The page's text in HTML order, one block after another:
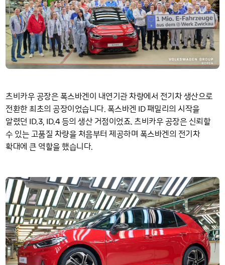
츠비카우 공장은 폭스바겐이 내연기관 차량에서 전기차 생산으로
전환한 최초의 공장이었습니다. 폭스바겐 ID패밀리의 시작을
알렸던 ID.3, ID.4등의 생산 거점이었죠. 츠비카우 공장은 신뢰할
수 있는 고품질 차량을 처음부터 제공하며 폭스바겐의 전기차
확대에 큰 역할을 했습니다.